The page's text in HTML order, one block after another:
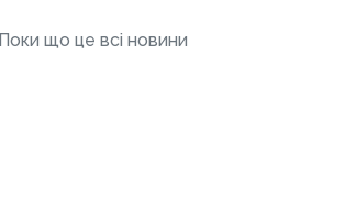
Поки що це всі новини